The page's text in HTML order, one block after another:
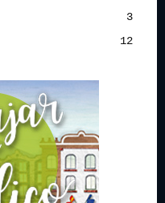
3
12